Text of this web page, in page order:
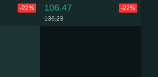
-22%
106.47
-22%
136.23